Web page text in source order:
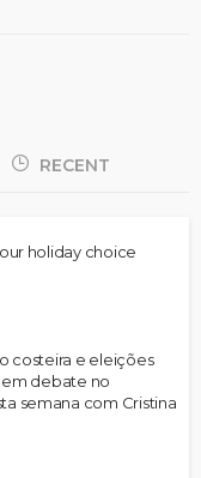
RECENT
holiday choice
costeira e eleições
em debate no
semana com Cristina